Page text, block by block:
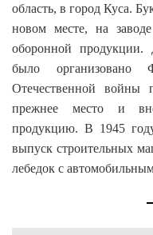
область, в город Куса.
новом месте, на
оборонной продукции.
было
Отечественной войны
прежнее место и
продукцию. В 1945
выпуск строительных
лебедок с